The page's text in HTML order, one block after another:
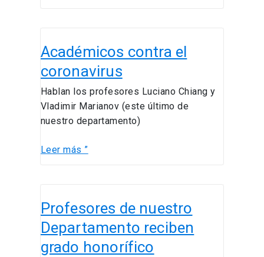
Académicos contra el
coronavirus
Hablan los profesores Luciano Chiang y
Vladimir Marianov (este último de
nuestro departamento)
contra
coronavirus
Leer más ”
Profesores de nuestro
Departamento reciben
grado honorífico
de
nuestro
Departamento
reciben